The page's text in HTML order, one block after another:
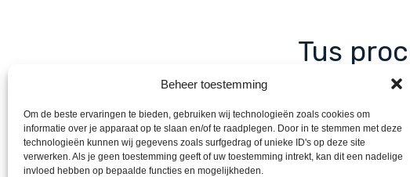
Beheer toestemming
Om de beste ervaringen te bieden, gebruiken wij technologieën zoals cookies om
informatie over je apparaat op te slaan en/of te raadplegen. Door in te stemmen met deze
technologieën kunnen wij gegevens zoals surfgedrag of unieke ID's op deze site
verwerken. Als je geen toestemming geeft of uw toestemming intrekt, kan dit een nadelige
invloed hebben op bepaalde functies en mogelijkheden.
Tus
por
¿Quieres
seguros y poder
Sea como sea